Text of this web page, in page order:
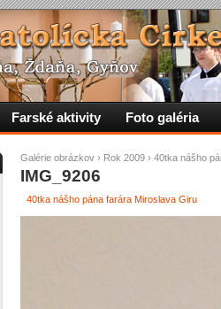
Galérie obrázkov › Rok 2009 › 40tka nášho
IMG_9206
40tka nášho pána farára Miroslava Giru
Farské aktivity Foto galéria